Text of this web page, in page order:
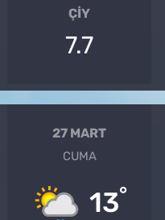
ÇIY
7.7
27 MART
CUMA
13°